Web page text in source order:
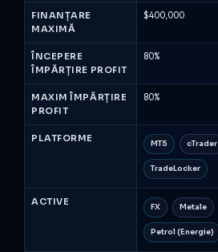
FINANȚARE
MAXIMĂ
$400,000
ÎNCEPERE
ÎMPĂRȚIRE PROFIT
80%
MAXIM ÎMPĂRȚIRE
PROFIT
80%
PLATFORME MT5 cTrader
TradeLocker
ACTIVE FX Metale
Petrol (Energie)